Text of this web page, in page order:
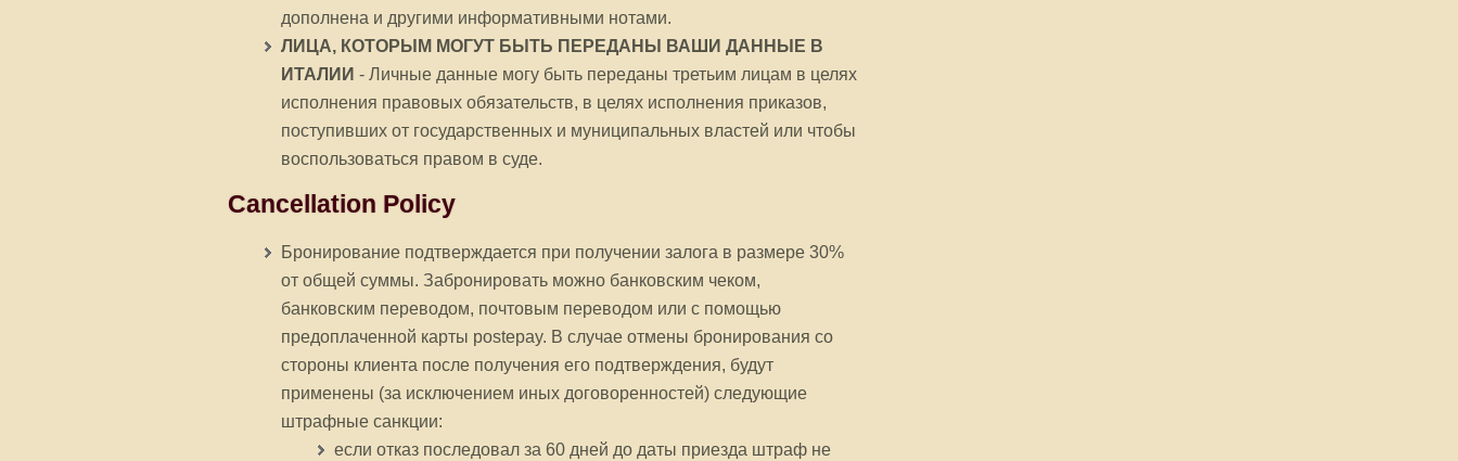
дополнена и другими информативными нотами.
ЛИЦА, КОТОРЫМ МОГУТ БЫТЬ ПЕРЕДАНЫ ВАШИ ДАННЫЕ В
ИТАЛИИ - Личные данные могу быть переданы третьим лицам в целях
исполнения правовых обязательств, в целях исполнения приказов,
поступивших от государственных и муниципальных властей или чтобы
воспользоваться правом в суде.
Cancellation Policy
Бронирование подтверждается при получении залога в размере 30%
от общей суммы. Забронировать можно банковским чеком,
банковским переводом, почтовым переводом или с помощью
предоплаченной карты postepay. В случае отмены бронирования со
стороны клиента после получения его подтверждения, будут
применены (за исключением иных договоренностей) следующие
штрафные санкции:
если отказ последовал за 60 дней до даты приезда штраф не